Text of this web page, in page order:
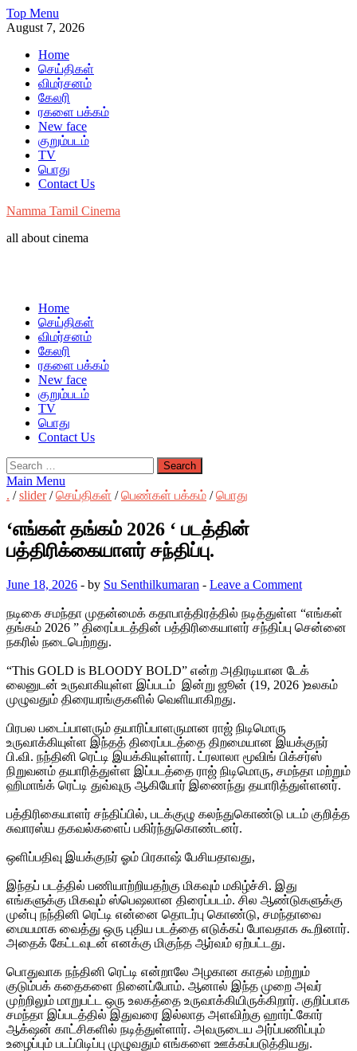
Skip
to
Top Menu
August 7, 2026
Home
செய்திகள்
விமர்சனம்
கேலரி
ரகளை பக்கம்
New face
குறும்படம்
TV
பொது
Contact Us
Namma Tamil Cinema
all about cinema
Home
செய்திகள்
விமர்சனம்
கேலரி
ரகளை பக்கம்
New face
குறும்படம்
TV
பொது
Contact Us
Search
for:
Main Menu
. /slider/செய்திகள் /பெண்கள் பக்கம் /பொது
‘எங்கள் தங்கம் 2026 ‘ படத்தின்
பத்திரிக்கையாளர் சந்திப்பு.
June 18, 2026 - by Su Senthilkumaran - Leave a Comment
நடிகை சமந்தா முதன்மைக் கதாபாத்திரத்தில் நடித்துள்ள “எங்கள்
தங்கம் 2026 ” திரைப்படத்தின் பத்திரிகையாளர் சந்திப்பு சென்னை
நகரில் நடைபெற்றது.
“This GOLD is BLOODY BOLD” என்ற அதிரடியான டேக்
லைனுடன் உருவாகியுள்ள இப்படம் இன்று ஜூன் (19, 2026 )உலகம்
முழுவதும் திரையரங்குகளில் வெளியாகிறது.
பிரபல படைப்பாளரும் தயாரிப்பாளருமான ராஜ் நிடிமொரு
உருவாக்கியுள்ள இந்தத் திரைப்படத்தை திறமையான இயக்குநர்
பி.வி. நந்தினி ரெட்டி இயக்கியுள்ளார். ட்ரலாலா மூவிங் பிக்சர்ஸ்
நிறுவனம் தயாரித்துள்ள இப்படத்தை ராஜ் நிடிமொரு, சமந்தா மற்றும்
ஹிமாங்க் ரெட்டி துவ்வுரு ஆகியோர் இணைந்து தயாரித்துள்ளனர்.
பத்திரிகையாளர் சந்திப்பில், படக்குழு கலந்துகொண்டு படம் குறித்த
சுவாரஸ்ய தகவல்களைப் பகிர்ந்துகொண்டனர்.
ஒளிப்பதிவு இயக்குநர் ஓம் பிரகாஷ் பேசியதாவது,
இந்தப் படத்தில் பணியாற்றியதற்கு மிகவும் மகிழ்ச்சி. இது
எங்களுக்கு மிகவும் ஸ்பெஷலான திரைப்படம். சில ஆண்டுகளுக்கு
முன்பு நந்தினி ரெட்டி என்னை தொடர்பு கொண்டு, சமந்தாவை
மையமாக வைத்து ஒரு புதிய படத்தை எடுக்கப் போவதாக கூறினார்.
அதைக் கேட்டவுடன் எனக்கு மிகுந்த ஆர்வம் ஏற்பட்டது.
பொதுவாக நந்தினி ரெட்டி என்றாலே அழகான காதல் மற்றும்
குடும்பக் கதைகளை நினைப்போம். ஆனால் இந்த முறை அவர்
முற்றிலும் மாறுபட்ட ஒரு உலகத்தை உருவாக்கியிருக்கிறார். குறிப்பாக
சமந்தா இப்படத்தில் இதுவரை இல்லாத அளவிற்கு ஹார்ட்கோர்
ஆக்‌ஷன் காட்சிகளில் நடித்துள்ளார். அவருடைய அர்ப்பணிப்பும்
உழைப்பும் படப்பிடிப்பு முழுவதும் எங்களை ஊக்கப்படுத்தியது.